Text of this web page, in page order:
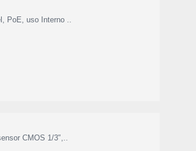
PoE, uso Interno ..
CMOS 1/3'’,..